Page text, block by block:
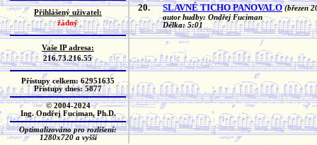
Přihlášený uživatel:
žádný
Vaše IP adresa:
216.73.216.55
Přístupy celkem: 62951635
Přístupy dnes: 5877
© 2004-2024
Ing. Ondřej Fuciman, Ph.D.
Optimalizováno pro rozlišení:
1280x720 a vyšší
20. SLAVNÉ TICHO PANOVALO (březen
autor hudby: Ondřej Fuciman
Délka: 5:01